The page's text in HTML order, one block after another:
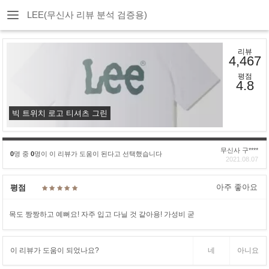
LEE(무신사 리뷰 분석 검증용)
빅 트위치 로고 티셔츠 그린
리뷰
4,467
평점
4.8
0명 중 0명이 이 리뷰가 도움이 된다고 선택했습니다
무신사 구****
2021.08.07
평점 아주 좋아요
목도 짱짱하고 예뻐요! 자주 입고 다닐 것 같아용! 가성비 굳
이 리뷰가 도움이 되었나요? 네 아니요